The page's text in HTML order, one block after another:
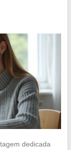
dedicada